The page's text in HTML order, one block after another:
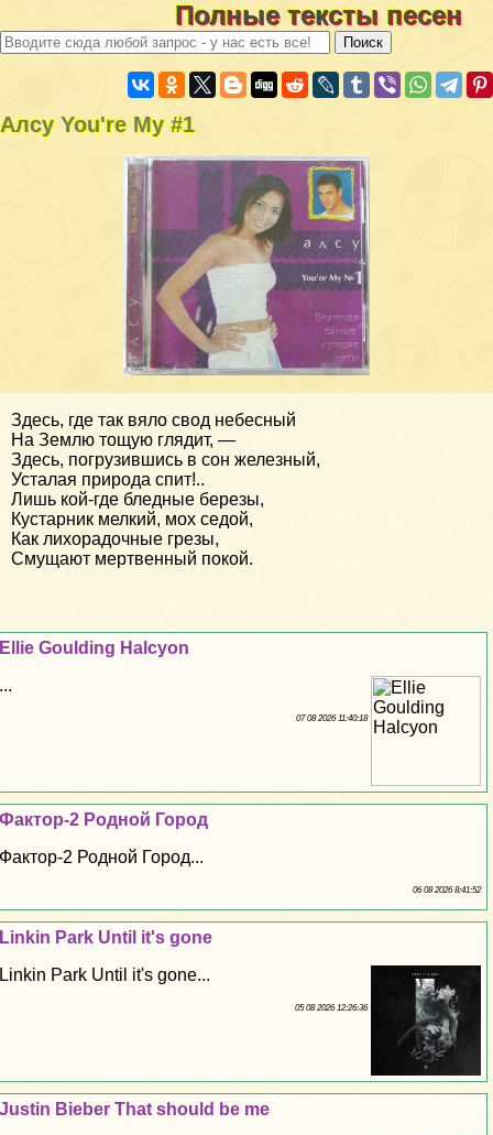
Полные тексты песен
Алсу You're My #1
Здесь, где так вяло свод небесный
На Землю тощую глядит, —
Здесь, погрузившись в сон железный,
Усталая природа спит!..
Лишь кой-где бледные березы,
Кустарник мелкий, мох седой,
Как лихорадочные грезы,
Смущают мертвенный покой.
Ellie Goulding Halcyon
...
07 08 2026 11:40:18
Фактор-2 Родной Город
Фактор-2 Родной Город...
06 08 2026 8:41:52
Linkin Park Until it's gone
Linkin Park Until it's gone...
05 08 2026 12:26:36
Justin Bieber That should be me